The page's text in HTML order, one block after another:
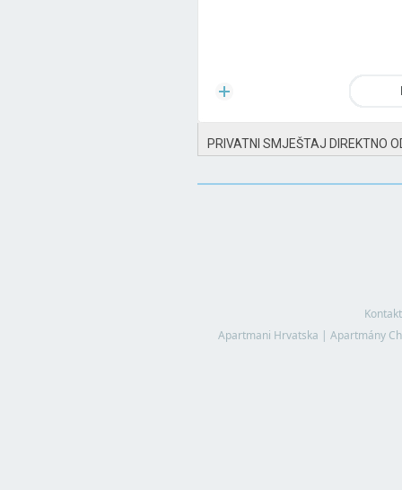
PRIVATNI SMJEŠTAJ DIREKTNO
Kontakt
Apartmani Hrvatska | Apartmány